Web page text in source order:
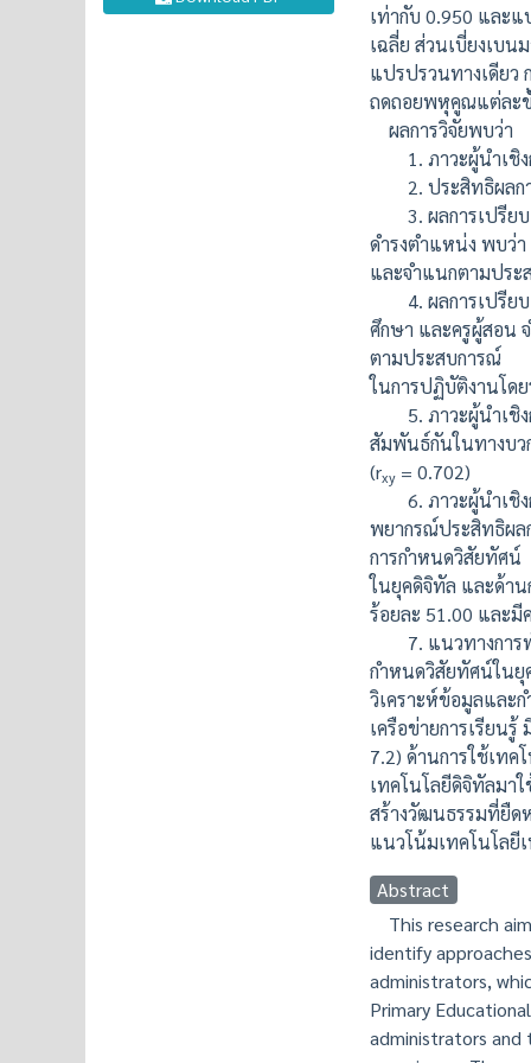
เท่ากับ 0.950 และ
เฉลี่ย ส่วนเบี่ยงเบน
แปรปรวนทางเดียว
ถดถอยพหุคูณแต่ละ
ผลการวิจัยพบว่า
1. ภาวะผู้นำเชิง
2. ประสิทธิผลการ
3. ผลการเปรียบ
ดำรงตำแหน่ง พบว่
และจำแนกตามประ
4. ผลการเปรียบเ
ศึกษา และครูผู้สอน
ตามประสบการณ์
ในการปฏิบัติงานโด
5. ภาวะผู้นำเชิงก
สัมพันธ์กันในทางบว
(rxy = 0.702)
6. ภาวะผู้นำเชิง
พยากรณ์ประสิทธิผล
การกำหนดวิสัยทัศน์
ในยุคดิจิทัล และด้าน
ร้อยละ 51.00 และ
7. แนวทางการพั
กำหนดวิสัยทัศน์ในยุ
วิเคราะห์ข้อมูลและ
เครือข่ายการเรียน
7.2) ด้านการใช้เทค
เทคโนโลยีดิจิทัลมา
สร้างวัฒนธรรมที่ยืด
แนวโน้มเทคโนโลยี
Abstract
This research
identify
administrators,
Primary
administrators and